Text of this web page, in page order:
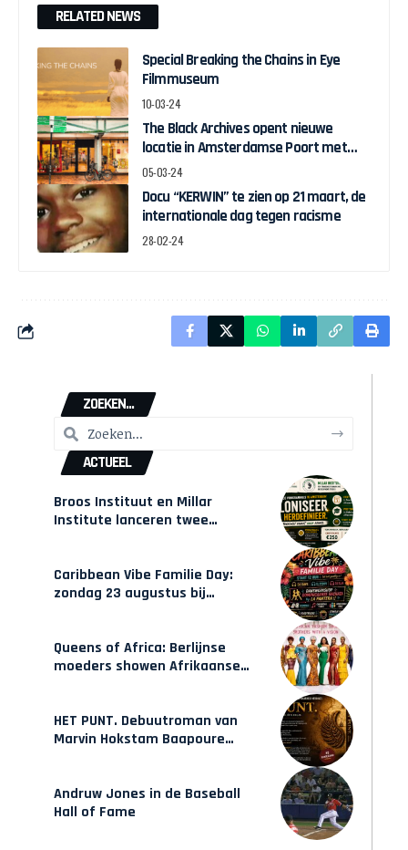
RELATED NEWS
Special Breaking the Chains in Eye
Filmmuseum
10-03-24
The Black Archives opent nieuwe
locatie in Amsterdamse Poort met
pop-up expo over Ghanese
05-03-24
Docu “KERWIN” te zien op 21 maart, de
internationale dag tegen racisme
28-02-24
ZOEKEN...
ACTUEEL
Broos Instituut en Millar
Institute lanceren twee
Caribbean Vibe Familie Day:
zondag 23 augustus bij
Queens of Africa: Berlijnse
moeders showen Afrikaanse
HET PUNT. Debuutroman van
Marvin Hokstam Baapoure
Andruw Jones in de Baseball
Hall of Fame